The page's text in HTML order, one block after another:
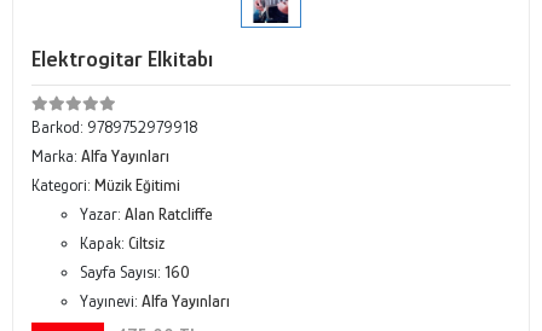
Elektrogitar Elkitabı
Barkod: 9789752979918
Marka: Alfa Yayınları
Kategori: Müzik Eğitimi
Yazar: Alan Ratcliffe
Kapak: Ciltsiz
Sayfa Sayısı: 160
Yayınevi: Alfa Yayınları